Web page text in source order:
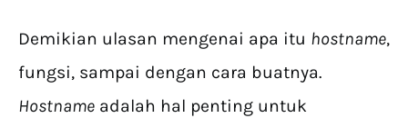
Demikian ulasan mengenai apa itu hostname,
fungsi, sampai dengan cara buatnya.
Hostname adalah hal penting untuk